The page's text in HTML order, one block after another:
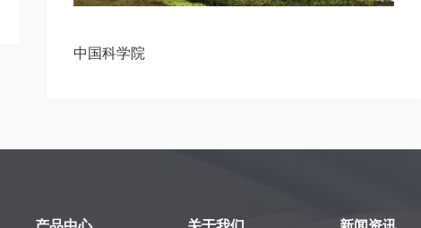
中国科学院